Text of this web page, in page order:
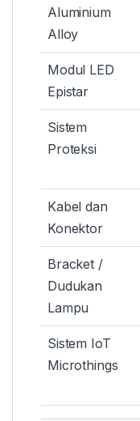
Aluminium
Alloy
Modul LED
Epistar
Sistem
Proteksi
Kabel dan
Konektor
Bracket /
Dudukan
Lampu
Sistem IoT
Microthings